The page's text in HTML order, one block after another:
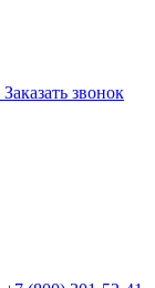
Заказать звонок